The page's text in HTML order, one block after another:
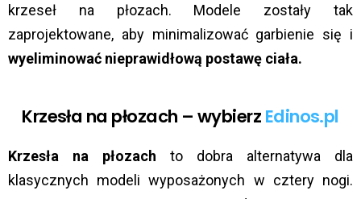
krzeseł na płozach. Modele zostały tak
zaprojektowane, aby minimalizować garbienie się i
wyeliminować nieprawidłową postawę ciała.
Krzesła na płozach – wybierz Edinos.pl
Krzesła na płozach to dobra alternatywa dla
klasycznych modeli wyposażonych w cztery nogi.